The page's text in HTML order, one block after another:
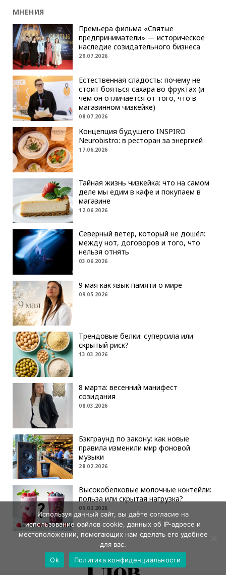
МНЕНИЯ
Премьера фильма «Святые
предприниматели» — историческое
наследие созидательного бизнеса
29.07.2026
Естественная сладость: почему не
стоит бояться сахара во фруктах (и
чем он отличается от того, что в
магазинном чизкейке)
08.07.2026
Концепция будущего INSPIRO
Neurobistro: в ресторан за энергией
17.06.2026
Тайная жизнь чизкейка: что на самом
деле мы едим в кафе и покупаем в
магазине
12.06.2026
Северный ветер, который не дошёл:
между нот, договоров и того, что
нельзя отнять
03.06.2026
9 мая как язык памяти о мире
09.05.2026
Трендовые белки: суперсила или
скрытый риск?
13.03.2026
8 марта: весенний манифест
созидания
08.03.2026
Бэкграунд по закону: как новые
правила изменили мир фоновой
музыки
28.02.2026
Высокобелковые молочные коктейли:
польза или скрытая нагрузка?
05.02.2026
Используя данный сайт, вы даёте согласие на
использование файлов cookie, данных об IP-адресе и
местоположении, помогающих нам сделать его удобнее
для вас.
Ok
Политика конфиденциальности